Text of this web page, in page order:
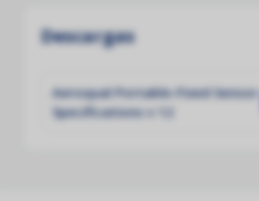
Descargas
Aeroqual Portable-Fixed Sensor
Specifications v 12